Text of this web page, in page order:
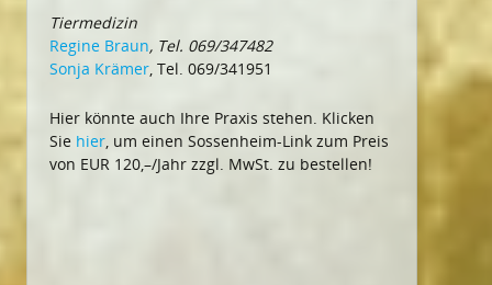
Tiermedizin
Regine Braun, Tel. 069/347482
Sonja Krämer , Tel. 069/341951
Hier könnte auch Ihre Praxis stehen. Klicken
Sie hier , um einen Sossenheim-Link zum Preis
von EUR 120,–/Jahr zzgl. MwSt. zu bestellen!